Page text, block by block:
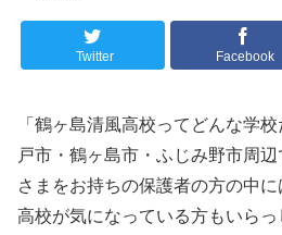
Twitter Facebook
「鶴ヶ島清風高校ってどんな学
戸市・鶴ヶ島市・ふじみ野市周
さまをお持ちの保護者の方の中
高校が気になっている方もいら